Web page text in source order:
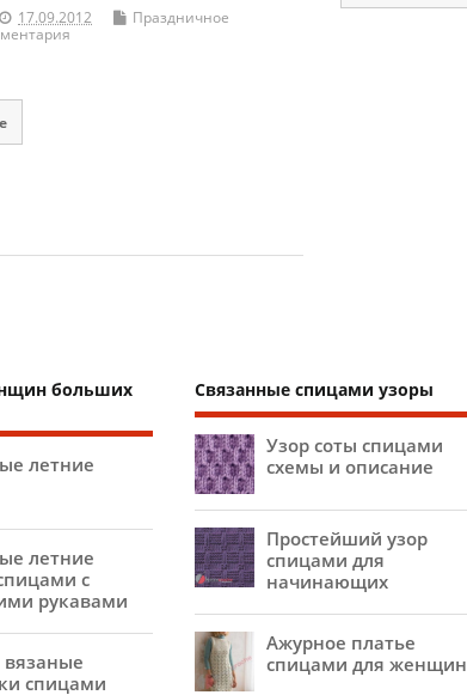
17.09.2012
Праздничное
больших
летние
летние
с
рукавами
спицами
Связанные спицами узоры
Узор соты спицами
схемы и описание
Простейший узор
спицами для
начинающих
Ажурное платье
спицами для женщин